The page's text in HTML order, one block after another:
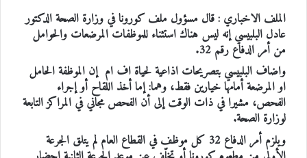
الملف الاخباري : قال مسؤول ملف كورونا في وزارة الصحة الدكتور
عادل البلبيسي إنه ليس هناك استثناء للموظفات المرضعات والحوامل
من أمر الدفاع رقم 32.
واضاف البلبيسي بتصريحات اذاعية لحياة اف ام إن الموظفة الحامل
او المرضعة أمامها خيارين فقط، وهما: إما أخذ اللقاح أو إجراء
الفحص، مشيرا في ذات الوقت إلى أن الفحص مجاني في المراكز التابعة
لوزارة الصحة.
ويلزم أمر الدفاع 32 كل موظف في القطاع العام لم يتلق الجرعة